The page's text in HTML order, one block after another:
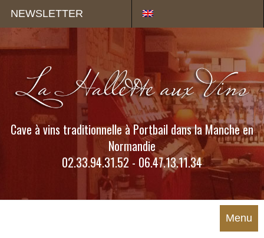
NEWSLETTER
Cave à vins traditionnelle à Portbail dans la Manche en
Normandie
02.33.94.31.52 - 06.47.13.11.34
Menu
Panneau de gestion des cookies